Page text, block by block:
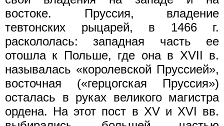
востоке. Пруссия, владение
тевтонских рыцарей, в 1466 г.
раскололась: западная часть ее
отошла к Польше, где она в XVII в.
называлась «королевской Пруссией»,
восточная («герцогская Пруссия»)
осталась в руках великого магистра
ордена. На этот пост в XV и XVI вв.